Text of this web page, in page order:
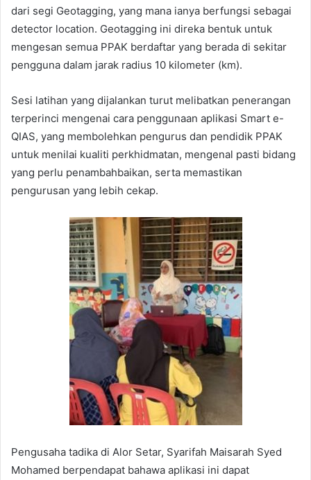
dari segi Geotagging, yang mana ianya berfungsi sebagai
detector location. Geotagging ini direka bentuk untuk
mengesan semua PPAK berdaftar yang berada di sekitar
pengguna dalam jarak radius 10 kilometer (km).
Sesi latihan yang dijalankan turut melibatkan penerangan
terperinci mengenai cara penggunaan aplikasi Smart e-
QIAS, yang membolehkan pengurus dan pendidik PPAK
untuk menilai kualiti perkhidmatan, mengenal pasti bidang
yang perlu penambahbaikan, serta memastikan
pengurusan yang lebih cekap.
Pengusaha tadika di Alor Setar, Syarifah Maisarah Syed
Mohamed berpendapat bahawa aplikasi ini dapat